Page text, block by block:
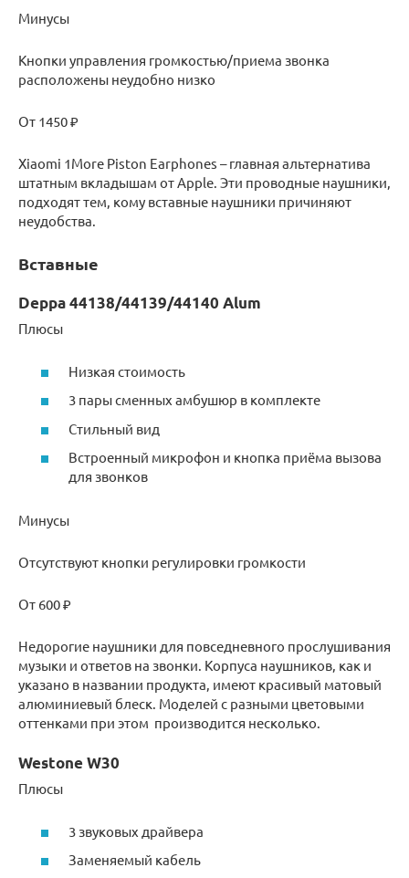
Минусы
Кнопки управления громкостью/приема звонка
расположены неудобно низко
От 1450 ₽
Xiaomi 1More Piston Earphones – главная альтернатива
штатным вкладышам от Apple. Эти проводные наушники,
подходят тем, кому вставные наушники причиняют
неудобства.
Вставные
Deppa 44138/44139/44140 Alum
Плюсы
Низкая стоимость
3 пары сменных амбушюр в комплекте
Стильный вид
Встроенный микрофон и кнопка приёма вызова
для звонков
Минусы
Отсутствуют кнопки регулировки громкости
От 600 ₽
Недорогие наушники для повседневного прослушивания
музыки и ответов на звонки. Корпуса наушников, как и
указано в названии продукта, имеют красивый матовый
алюминиевый блеск. Моделей с разными цветовыми
оттенками при этом производится несколько.
Westone W30
Плюсы
3 звуковых драйвера
Заменяемый кабель